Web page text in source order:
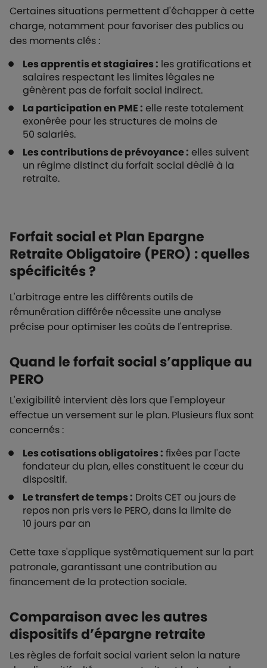
Certaines situations permettent d'échapper à cette
charge, notamment pour favoriser des publics ou
des moments clés :
Les apprentis et stagiaires : les gratifications et
salaires respectant les limites légales ne
génèrent pas de forfait social indirect.
La participation en PME : elle reste totalement
exonérée pour les structures de moins de
50 salariés.
Les contributions de prévoyance : elles suivent
un régime distinct du forfait social dédié à la
retraite.
Forfait social et Plan Epargne
Retraite Obligatoire (PERO) : quelles
spécificités ?
L'arbitrage entre les différents outils de
rémunération différée nécessite une analyse
précise pour optimiser les coûts de l'entreprise.
Quand le forfait social s’applique au
PERO
L'exigibilité intervient dès lors que l'employeur
effectue un versement sur le plan. Plusieurs flux sont
concernés :
Les cotisations obligatoires : fixées par l'acte
fondateur du plan, elles constituent le cœur du
dispositif.
Le transfert de temps : Droits CET ou jours de
repos non pris vers le PERO, dans la limite de
10 jours par an
Cette taxe s'applique systématiquement sur la part
patronale, garantissant une contribution au
financement de la protection sociale.
Comparaison avec les autres
dispositifs d’épargne retraite
Les règles de forfait social varient selon la nature